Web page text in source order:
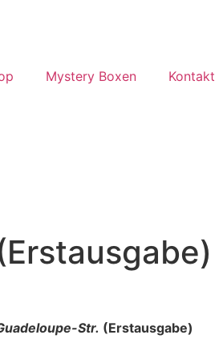
Mystery Boxen Kontakt
Str. (Erstausgabe)